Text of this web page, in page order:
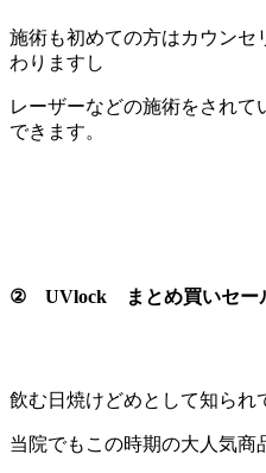
施術も初めての方はカウンセ
わりますし
レーザーなどの施術をされて
できます。
② UVlock まとめ買いセー
飲む日焼けどめとして知られ
当院でもこの時期の大人気商